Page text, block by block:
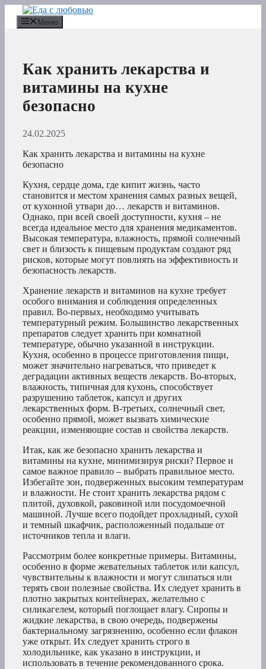
Перейти
содержимому
Меню
Как хранить лекарства и
витамины на кухне
безопасно
24.02.2025
Как хранить лекарства и витамины на кухне
безопасно
Кухня, сердце дома, где кипит жизнь, часто
становится и местом хранения самых разных вещей,
от кухонной утвари до… лекарств и витаминов.
Однако, при всей своей доступности, кухня – не
всегда идеальное место для хранения медикаментов.
Высокая температура, влажность, прямой солнечный
свет и близость к пищевым продуктам создают ряд
рисков, которые могут повлиять на эффективность и
безопасность лекарств.
Хранение лекарств и витаминов на кухне требует
особого внимания и соблюдения определенных
правил. Во-первых, необходимо учитывать
температурный режим. Большинство лекарственных
препаратов следует хранить при комнатной
температуре, обычно указанной в инструкции.
Кухня, особенно в процессе приготовления пищи,
может значительно нагреваться, что приведет к
деградации активных веществ лекарств. Во-вторых,
влажность, типичная для кухонь, способствует
разрушению таблеток, капсул и других
лекарственных форм. В-третьих, солнечный свет,
особенно прямой, может вызвать химические
реакции, изменяющие состав и свойства лекарств.
Итак, как же безопасно хранить лекарства и
витамины на кухне, минимизируя риски? Первое и
самое важное правило – выбрать правильное место.
Избегайте зон, подверженных высоким температурам
и влажности. Не стоит хранить лекарства рядом с
плитой, духовкой, раковиной или посудомоечной
машиной. Лучше всего подойдет прохладный, сухой
и темный шкафчик, расположенный подальше от
источников тепла и влаги.
Рассмотрим более конкретные примеры. Витамины,
особенно в форме жевательных таблеток или капсул,
чувствительны к влажности и могут слипаться или
терять свои полезные свойства. Их следует хранить в
плотно закрытых контейнерах, желательно с
силикагелем, который поглощает влагу. Сиропы и
жидкие лекарства, в свою очередь, подвержены
бактериальному загрязнению, особенно если флакон
уже открыт. Их следует хранить строго в
холодильнике, как указано в инструкции, и
использовать в течение рекомендованного срока.